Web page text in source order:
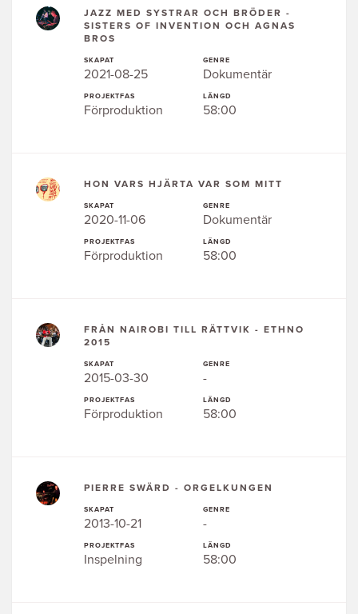
JAZZ MED SYSTRAR OCH BRÖDER -
SISTERS OF INVENTION OCH AGNAS
BROS
SKAPAT
2021-08-25
PROJEKTFAS
Förproduktion
GENRE
Dokumentär
LÄNGD
58:00
HON VARS HJÄRTA VAR SOM MITT
SKAPAT
2020-11-06
PROJEKTFAS
Förproduktion
GENRE
Dokumentär
LÄNGD
58:00
FRÅN NAIROBI TILL RÄTTVIK - ETHNO
2015
SKAPAT
2015-03-30
PROJEKTFAS
Förproduktion
GENRE
-
LÄNGD
58:00
PIERRE SWÄRD - ORGELKUNGEN
SKAPAT
2013-10-21
PROJEKTFAS
Inspelning
GENRE
-
LÄNGD
58:00